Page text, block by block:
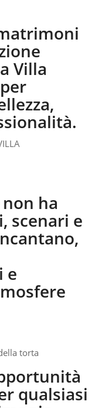
Villa
ha
scenari e
e
torta
qualsiasi